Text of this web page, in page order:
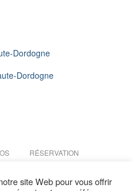
Dordogne
Dordogne
RÉSERVATION
MENTIONS LÉGALES
site Web pour vous offrir